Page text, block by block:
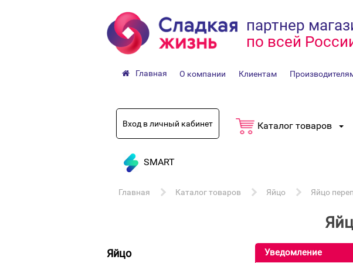
партнер
по всей
Главная О компании Клиентам
Вход в личный кабинет Каталог товаров
SMART
Главная Каталог товаров Яйцо Яйцо
Яйцо Уведомление